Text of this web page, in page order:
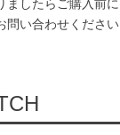
ましたらご購入前
問い合わせください